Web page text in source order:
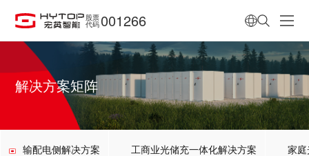
股票
代码 001266
解决方案矩阵
输配电侧解决方案 工商业光储充一体化解决方案 家庭